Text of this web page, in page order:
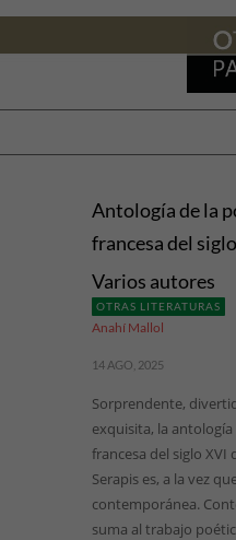
Antología de la
francesa del
Varios autores
OTRAS LITERATURAS
Anahí Mallol
14 AGO, 2025
Sorprendente,
exquisita, la
francesa del siglo XVI
Serapis es, a la vez
contemporánea.
suma al trabajo